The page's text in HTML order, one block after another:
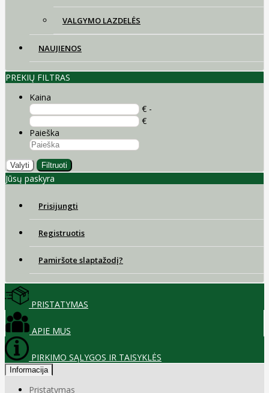
VALGYMO LAZDELĖS
NAUJIENOS
PREKIŲ FILTRAS
Kaina
€ -
€
Paieška
Valyti Filtruoti
Jūsų paskyra
Prisijungti
Registruotis
Pamiršote slaptažodį?
PRISTATYMAS
APIE MUS
PIRKIMO SĄLYGOS IR TAISYKLĖS
Informacija
Pristatymas